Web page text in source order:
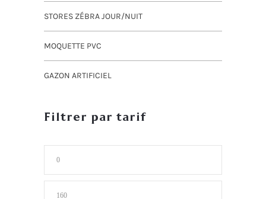
STORES ZÉBRA JOUR/NUIT
MOQUETTE PVC
GAZON ARTIFICIEL
Filtrer par tarif